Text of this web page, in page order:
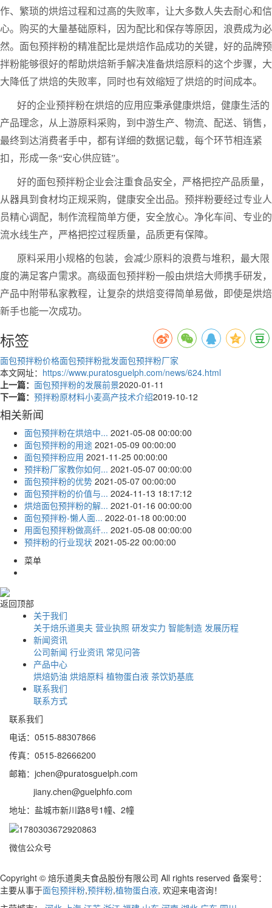
作、繁琐的烘焙过程和过高的失败率，让大多数人失去耐心和信
心。购买的大量基础原料，因为配比和保存等原因，浪费成为必
然。面包预拌粉的精准配比是烘焙作品成功的关键，好的品牌预
拌粉能够很好的帮助烘焙新手解决准备烘焙原料的这个步骤，大
大降低了烘焙的失败率，同时也有效缩短了烘焙的时间成本。
好的企业预拌粉在烘焙的应用应秉承健康烘焙，健康生活的
产品理念，从上游原料采购，到中游生产、物流、配送、销售，
最终到达消费者手中，都有详细的数据记载，每个环节相连紧
扣，形成一条“安心供应链”。
好的面包预拌粉企业会注重食品安全，严格把控产品质量，
从器具到食材均正规采购，健康安全出品。预拌粉要经过专业人
员精心调配，制作流程简单方便，安全放心。净化车间、专业的
流水线生产，严格把控过程质量，品质更有保障。
原料采用小规格的包装，会减少原料的浪费与堆积，最大限
度的满足客户需求。高级面包预拌粉一般由烘焙大师携手研发，
产品中附带私家教程，让复杂的烘焙变得简单易做，即使是烘焙
新手也能一次成功。
标签
面包预拌粉价格面包预拌粉批发面包预拌粉厂家
本文网址： https://www.puratosguelph.com/news/624.html
上一篇： 面包预拌粉的发展前景2020-01-11
下一篇： 预拌粉原材料小麦高产技术介绍2019-10-12
相关新闻
面包预拌粉在烘焙中... 2021-05-08 00:00:00
面包预拌粉的用途 2021-05-09 00:00:00
面包预拌粉应用 2021-11-25 00:00:00
预拌粉厂家教你如何... 2021-05-07 00:00:00
面包预拌粉​的优势 2021-05-07 00:00:00
面包预拌粉的价值与... 2024-11-13 18:17:12
烘焙面包预拌粉的解... 2021-01-16 00:00:00
面包预拌粉-懒人面... 2022-01-18 00:00:00
用面包预拌粉做高纤... 2021-05-08 00:00:00
预拌粉的行业现状 2021-05-22 00:00:00
菜单
返回顶部
关于我们
关于焙乐道奥夫 营业执照 研发实力 智能制造 发展历程
新闻资讯
公司新闻 行业资讯 常见问答
产品中心
烘焙奶油 烘焙原料 植物蛋白液 茶饮奶基底
联系我们
联系方式
联系我们
电话：0515-88307866
传真：0515-82666200
邮箱：jchen@puratosguelph.com
jiany.chen@guelphfo.com
地址：盐城市新川路8号1幢、2幢
微信公众号
Copyright © 焙乐道奥夫食品股份有限公司 All rights reserved 备案号：
主要从事于面包预拌粉,预拌粉,植物蛋白液, 欢迎来电咨询！